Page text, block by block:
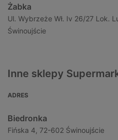
Żabka
Ul. Wybrzeże Wł. Iv 26/27 Lok.
Świnoujście
Inne sklepy
ADRES
Biedronka
Fińska 4, 72-602 Świnoujście